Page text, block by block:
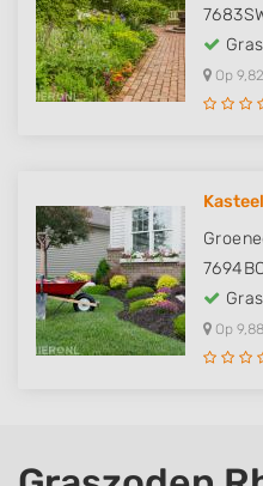
Op
Op